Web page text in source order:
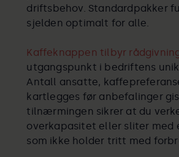
driftsbehov. Standardpakker
sjelden optimalt for alle.
Kaffeknappen tilbyr
utgangspunkt i bedriftens
Antall ansatte,
kartlegges før anbefalinger
tilnærmingen sikrer at du
overkapasitet eller sliter med
som ikke holder tritt med